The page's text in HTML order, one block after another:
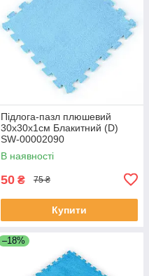
Підлога-пазл плюшевий
30х30х1см Блакитний (D)
SW-00002090
В наявності
50 ₴ 75 ₴
Купити
–18%